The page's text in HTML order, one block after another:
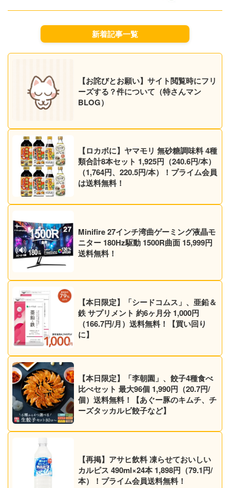
新着記事一覧
【お詫びとお願い】サイト閲覧時にフリ
ーズする？件について（特さんマン
BLOG）
【ロカボに】ヤマモリ 無砂糖調味料 4種
類合計8本セット 1,925円（240.6円/本）
（1,764円、220.5円/本）！プライム会員
は送料無料！
Minifire 27インチ湾曲ゲーミング液晶モ
ニター 180Hz駆動 1500R曲面 15,999円
送料無料！
【本日限定】「シードコムス」、亜鉛＆
鉄 サプリメント 約6ヶ月分 1,000円
（166.7円/月）送料無料！【買い回り
に】
【本日限定】「李朝園」、餃子4種食べ
比べセット 最大96個 1,990円（20.7円/
個）送料無料！【あぐー豚のキムチ、チ
ーズタッカルビ餃子など】
【再掲】アサヒ飲料 凍らせておいしい
カルピス 490ml×24本 1,898円（79.1円/
本）！プライム会員送料無料！